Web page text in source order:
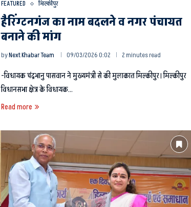
FEATURED मिल्कीपुर
हैरिंग्टनगंज का नाम बदलने व नगर पंचायत
बनाने की मांग
byNext Khabar Team 09/03/2026 0:02 2 minutes read
-विधायक चंद्रभानु पासवान ने मुख्यमंत्री से की मुलाकात मिल्कीपुर। मिल्कीपुर
विधानसभा क्षेत्र के विधायक…
Read more